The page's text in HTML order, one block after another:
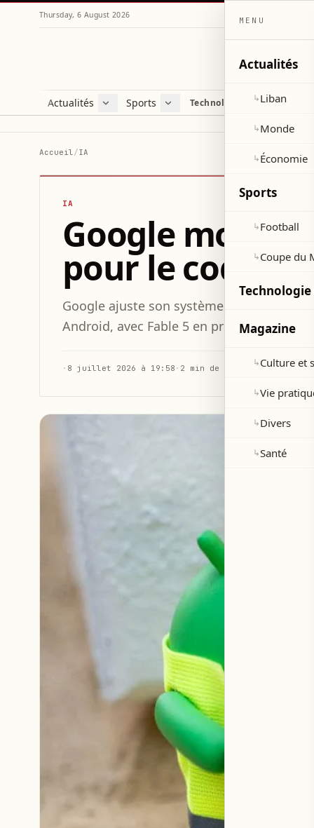
Thursday, 6 August 2026
Actualités
Liban
Sports
Football
Technologie et sciences
Accueil/IA
IA
Google modifie
pour le codage
Google ajuste son système de
Android, avec Fable 5 en première position.
· 8 juillet 2026 à 19:58 · 2 min de lecture
MENU
Actualités
↳Liban
↳Monde
↳Économie
Sports
↳Football
↳Coupe du
Technologie
Magazine
↳Culture et
↳Vie
↳Divers
↳Santé